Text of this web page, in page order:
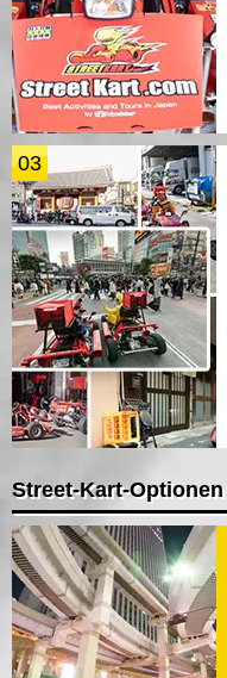
03
Street-Kart-Optionen